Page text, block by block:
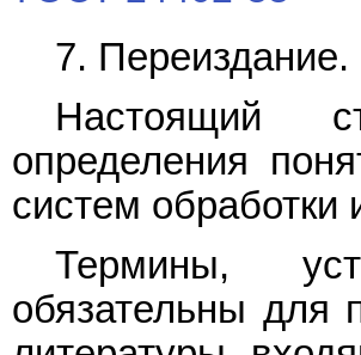
7. Переиздание.
Настоящий
определения
систем
Термины,
обязательны для